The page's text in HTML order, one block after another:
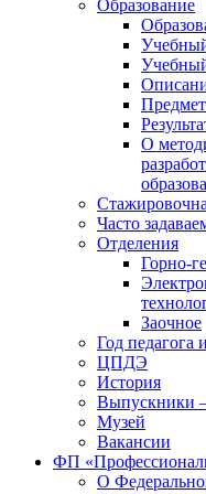
Образование
О
Часто
Отделения
Горно-
Заочное
Год педагога
ЦПДЭ
История
Выпускники
Музей
Вакансии
ФП
О